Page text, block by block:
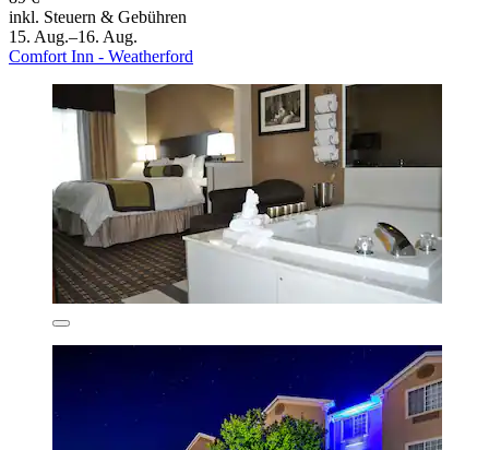
inkl. Steuern & Gebühren
15. Aug.–16. Aug.
Comfort Inn - Weatherford